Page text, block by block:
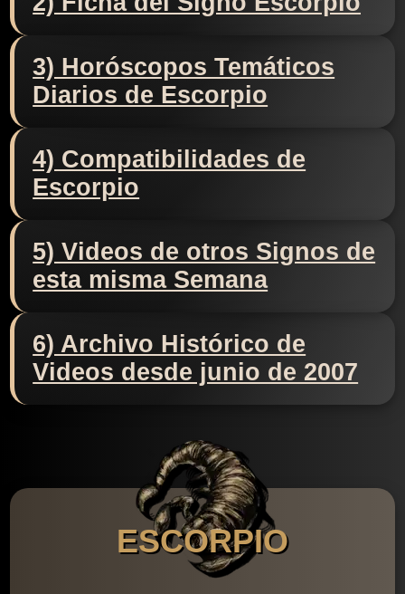
3) Horóscopos Temáticos
Diarios de Escorpio
4) Compatibilidades de
Escorpio
5) Videos de otros Signos de
esta misma Semana
6) Archivo Histórico de
Videos desde junio de 2007
ESCORPIO